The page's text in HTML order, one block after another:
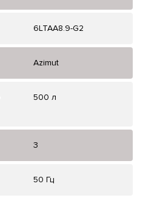
6LTAA8.9-G2
Azimut
500 л
3
50 Гц